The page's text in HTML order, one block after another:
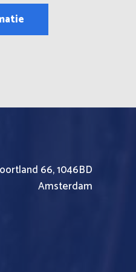
66, 1046BD
Amsterdam